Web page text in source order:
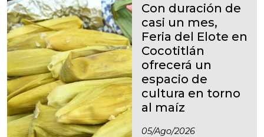
Con duración de
casi un mes,
Feria del Elote en
Cocotitlán
ofrecerá un
espacio de
cultura en torno
al maíz
05/ago/2026